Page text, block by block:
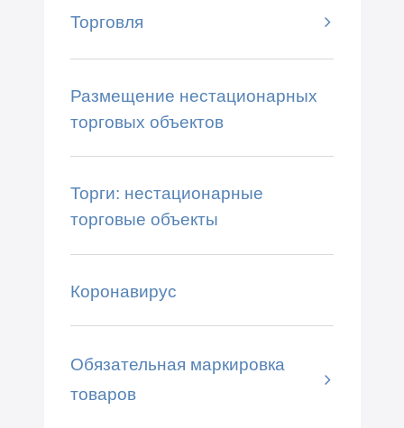
Торговля
Размещение нестационарных
торговых объектов
Торги: нестационарные
торговые объекты
Коронавирус
Обязательная маркировка
товаров